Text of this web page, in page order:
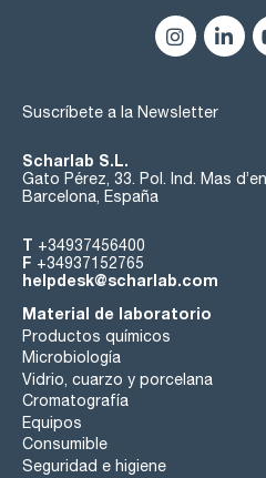
Suscríbete a la Newsletter
Scharlab S.L.
Gato Pérez, 33. Pol. Ind. Mas
Barcelona, España
T +34937456400
F +34937152765
helpdesk@scharlab.com
Material de laboratorio
Productos químicos
Microbiología
Vidrio, cuarzo y porcelana
Cromatografía
Equipos
Consumible
Seguridad e higiene